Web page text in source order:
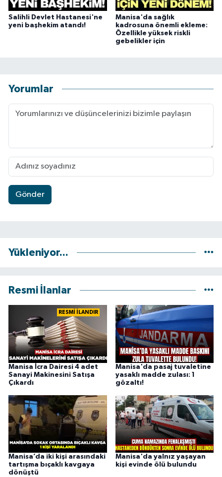
Salihli Devlet Hastanesi'ne
yeni başhekim atandı!
Manisa'da sağlık
kadrosuna önemli ekleme:
Özellikle yüksek riskli
gebelikler için
Yorumlar
Gönder
Yükleniyor...
Resmi İlanlar
RESMİ İLANDIR
Manisa İcra Dairesi 4 adet
Sanayi Makinesini Satışa
Çıkardı
Manisa'da pasaj tuvaletine
yasaklı madde zulası: 1
gözaltı!
Manisa’da iki kişi arasındaki
tartışma bıçaklı kavgaya
dönüştü
Manisa'da yalnız yaşayan
kişi evinde ölü bulundu